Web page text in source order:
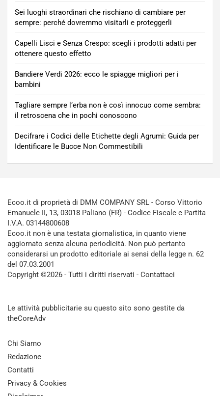
Sei luoghi straordinari che rischiano di cambiare per
sempre: perché dovremmo visitarli e proteggerli
Capelli Lisci e Senza Crespo: scegli i prodotti adatti per
ottenere questo effetto
Bandiere Verdi 2026: ecco le spiagge migliori per i
bambini
Tagliare sempre l’erba non è così innocuo come sembra:
il retroscena che in pochi conoscono
Decifrare i Codici delle Etichette degli Agrumi: Guida per
Identificare le Bucce Non Commestibili
Ecoo.it di proprietà di DMM COMPANY SRL - Corso Vittorio
Emanuele II, 13, 03018 Paliano (FR) - Codice Fiscale e Partita
I.V.A. 03144800608
Ecoo.it non è una testata giornalistica, in quanto viene
aggiornato senza alcuna periodicità. Non può pertanto
considerarsi un prodotto editoriale ai sensi della legge n. 62
del 07.03.2001
Copyright ©2026 - Tutti i diritti riservati - Contattaci
Le attività pubblicitarie su questo sito sono gestite da
theCoreAdv
Chi Siamo
Redazione
Contatti
Privacy & Cookies